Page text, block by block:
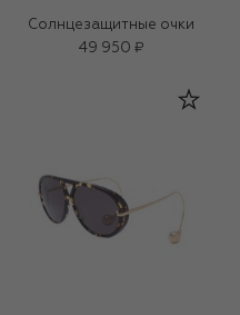
Солнцезащитные очки
49 950 ₽